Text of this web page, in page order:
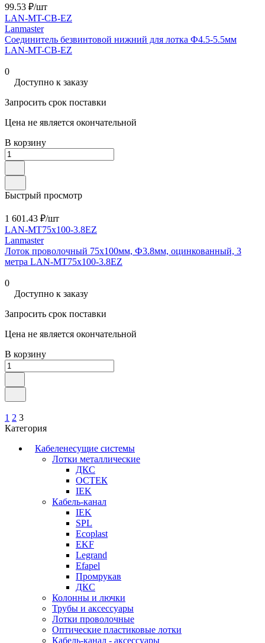
99.53 ₽/шт
LAN-MT-CB-EZ
Lanmaster
Соединитель безвинтовой нижний для лотка Ф4.5-5.5мм
LAN-MT-CB-EZ
0
Доступно к заказу
Запросить срок поставки
Цена не является окончательной
В корзину
Быстрый просмотр
1 601.43 ₽/шт
LAN-MT75x100-3.8EZ
Lanmaster
Лоток проволочный 75х100мм, Ф3.8мм, оцинкованный, 3
метра LAN-MT75x100-3.8EZ
0
Доступно к заказу
Запросить срок поставки
Цена не является окончательной
В корзину
1 2 3
Категория
Кабеленесущие системы
Лотки металлические
ДКС
ОСТЕК
IEK
Кабель-канал
IEK
SPL
Ecoplast
EKF
Legrand
Efapel
Промрукав
ДКС
Колонны и лючки
Трубы и аксессуары
Лотки проволочные
Оптические пластиковые лотки
Кабель-канал - аксессуары